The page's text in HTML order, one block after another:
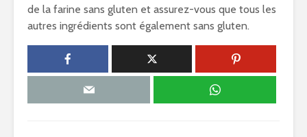
de la farine sans gluten et assurez-vous que tous les
autres ingrédients sont également sans gluten.